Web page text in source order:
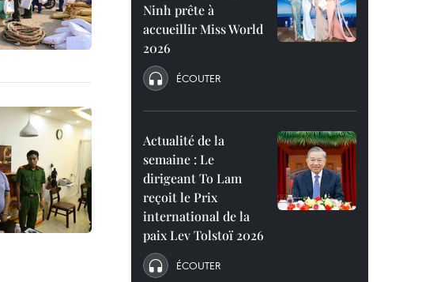
Ninh prête à
accueillir Miss World
2026
ÉCOUTER
Actualité de la
semaine : Le
dirigeant To Lam
reçoit le Prix
international de la
paix Lev Tolstoï 2026
ÉCOUTER